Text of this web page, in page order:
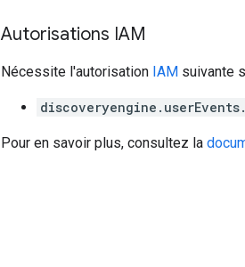
Autorisations IAM
Nécessite l'autorisation IAM suivante
Pour en savoir plus, consultez la